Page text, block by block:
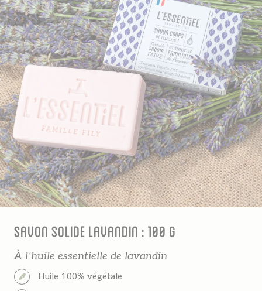
Savon solide Lavandin : 100 g
À l’huile essentielle de lavandin
Huile 100% végétale